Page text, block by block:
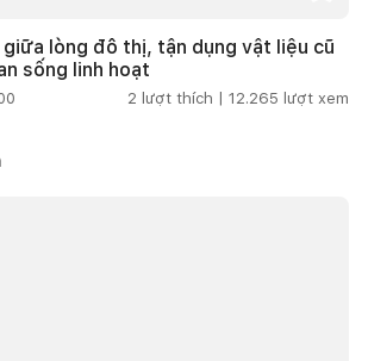
giữa lòng đô thị, tận dụng vật liệu cũ
sống linh hoạt
2 lượt thích | 12.265 lượt xem